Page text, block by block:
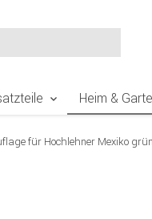
Heim &
für Hochlehner Mexiko grün